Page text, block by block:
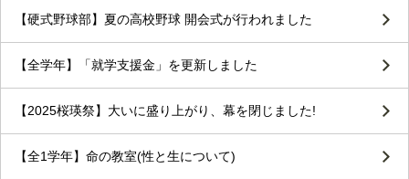
【硬式野球部】夏の高校野球 開会式が行われました
【全学年】「就学支援金」を更新しました
【2025桜瑛祭】大いに盛り上がり、幕を閉じました!
【全1学年】命の教室(性と生について)